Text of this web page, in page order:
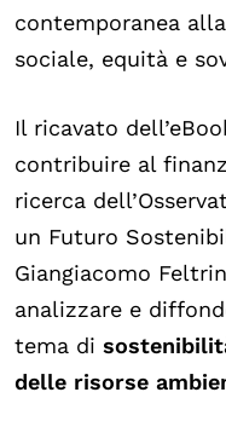
contemporanea
sociale, equità e
Il ricavato
contribuire al
ricerca
un Futuro
Giangiacomo
analizzare e
tema di
delle risorse